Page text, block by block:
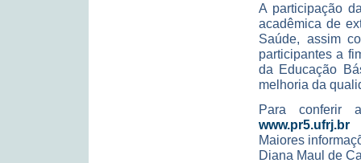
A participação
acadêmica de
Saúde, assim
participantes a
da Educação
melhoria da
Para conferir
www.pr5.ufrj.br
Maiores
Diana Maul de